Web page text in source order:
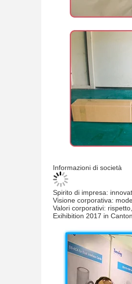
Informazioni di società
Spirito di impresa:
Visione corporativa:
Valori corporativi:
Exihibition 2017 in Canton